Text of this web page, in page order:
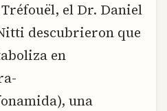
Tréfouël, el Dr. Daniel
descubrieron que
en
una